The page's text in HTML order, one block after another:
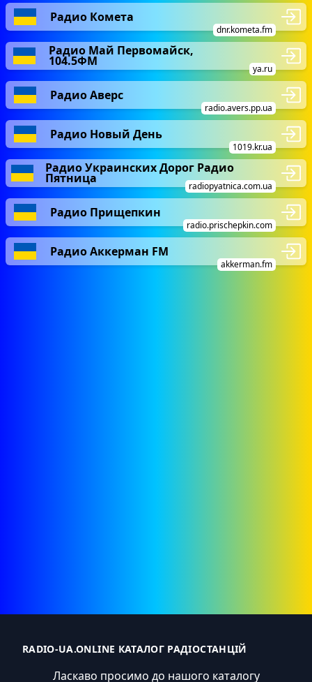
Радио Комета
dnr.kometa.fm
Радио Май Первомайск,
104.5ФМ
ya.ru
Радио Аверс
radio.avers.pp.ua
Радио Новый День
1019.kr.ua
Радио Украинских Дорог Радио
Пятница
radiopyatnica.com.ua
Радио Прищепкин
radio.prischepkin.com
Радио Аккерман FM
akkerman.fm
RADIO-UA.ONLINE КАТАЛОГ РАДІОСТАНЦІЙ
Ласкаво просимо до нашого каталогу